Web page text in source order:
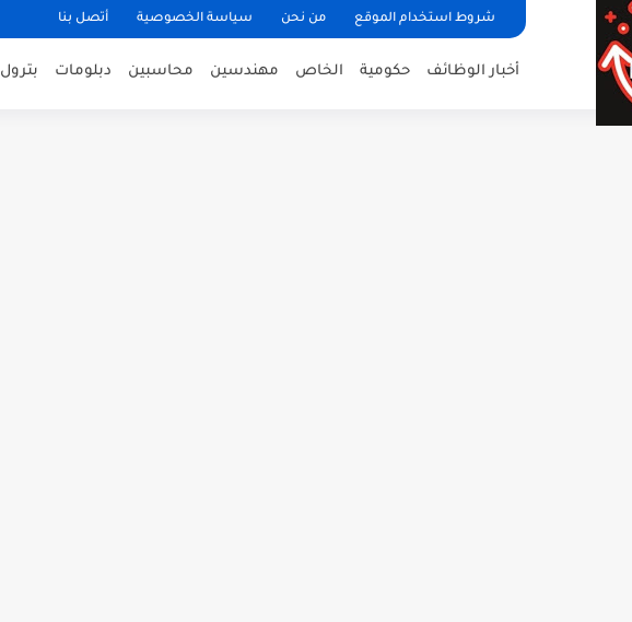
شروط استخدام الموقع من نحن سياسة الخصوصية أتصل بنا
أخبار الوظائف حكومية الخاص مهندسين محاسبين دبلومات بترول